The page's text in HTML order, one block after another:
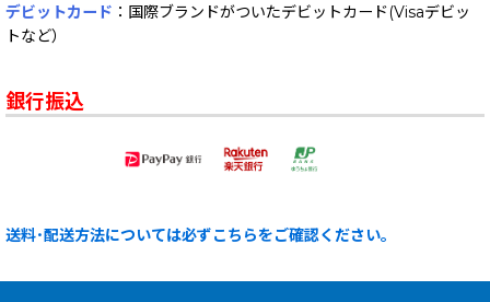
デビットカード ：国際ブランドがついたデビットカード(Visaデビッ
トなど）
銀行振込
送料･配送方法については必ずこちらをご確認ください。